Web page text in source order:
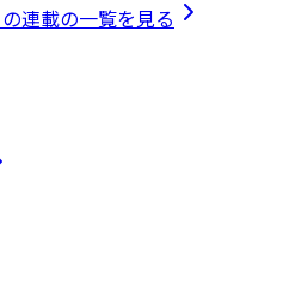
連載の一覧を見る